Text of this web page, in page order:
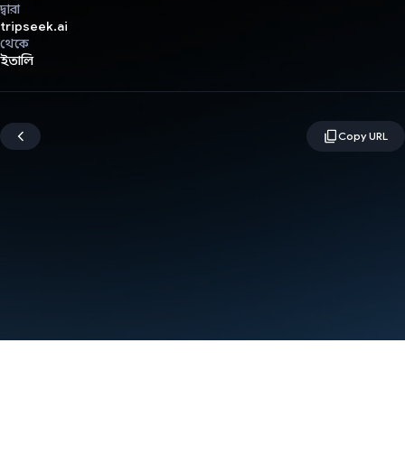
দ্বারা
tripseek.ai
থেকে
ইতালি